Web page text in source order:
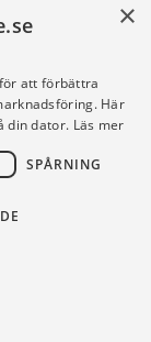
×
att förbättra
Här
din dator. Läs mer
SPÅRNING